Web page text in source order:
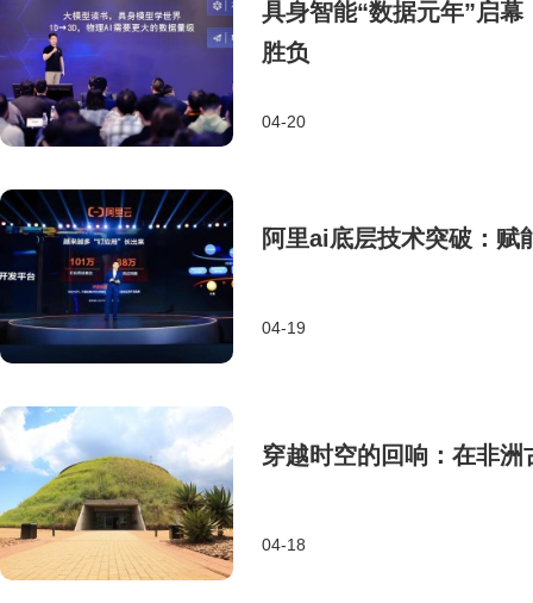
具身智能“数据元年”启
胜负
04-20
阿里ai底层技术突破：赋
04-19
穿越时空的回响：在非
04-18